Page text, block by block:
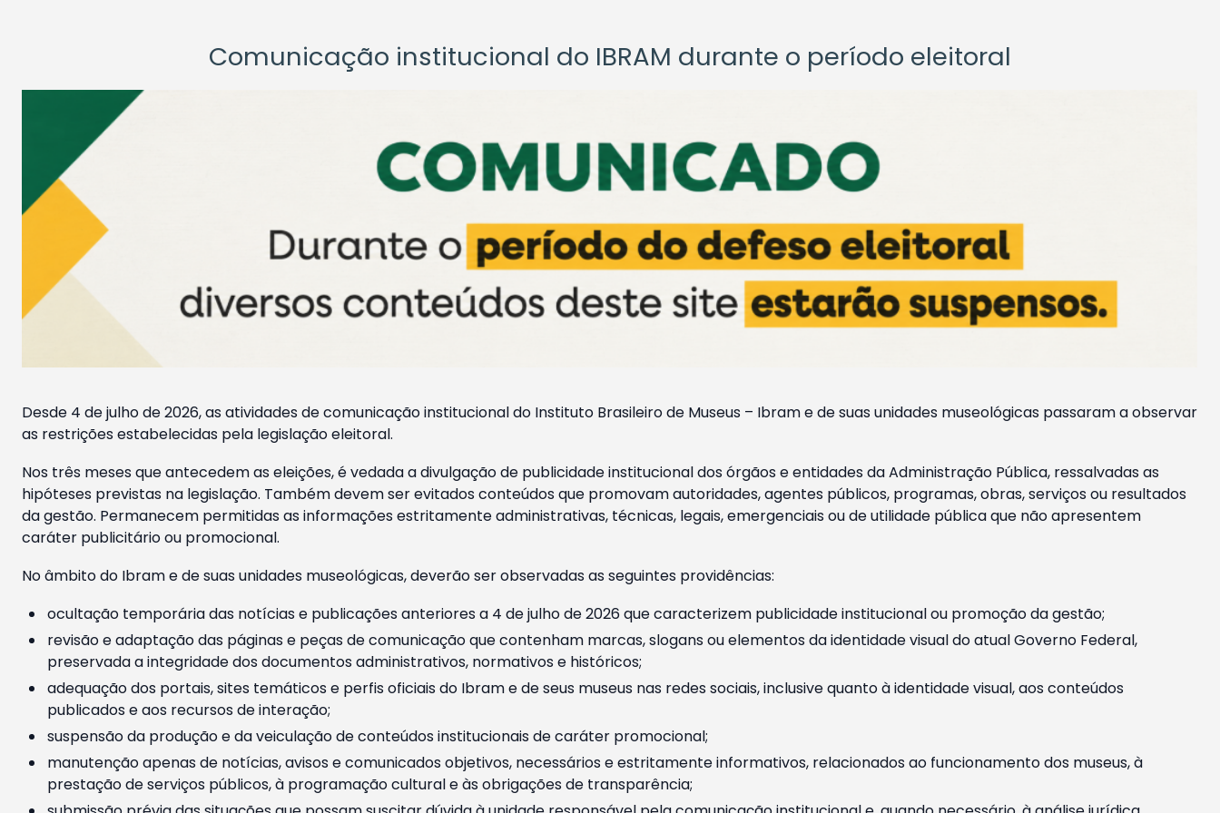
Comunicação institucional do IBRAM durante o período eleitoral
Desde 4 de julho de 2026, as atividades de comunicação institucional do Instituto Brasileiro de Museus – Ibram e de suas unidades museológicas passaram a observar
as restrições estabelecidas pela legislação eleitoral.
Nos três meses que antecedem as eleições, é vedada a divulgação de publicidade institucional dos órgãos e entidades da Administração Pública, ressalvadas as
hipóteses previstas na legislação. Também devem ser evitados conteúdos que promovam autoridades, agentes públicos, programas, obras, serviços ou resultados
da gestão. Permanecem permitidas as informações estritamente administrativas, técnicas, legais, emergenciais ou de utilidade pública que não apresentem
caráter publicitário ou promocional.
No âmbito do Ibram e de suas unidades museológicas, deverão ser observadas as seguintes providências:
ocultação temporária das notícias e publicações anteriores a 4 de julho de 2026 que caracterizem publicidade institucional ou promoção da gestão;
revisão e adaptação das páginas e peças de comunicação que contenham marcas, slogans ou elementos da identidade visual do atual Governo Federal,
preservada a integridade dos documentos administrativos, normativos e históricos;
adequação dos portais, sites temáticos e perfis oficiais do Ibram e de seus museus nas redes sociais, inclusive quanto à identidade visual, aos conteúdos
publicados e aos recursos de interação;
suspensão da produção e da veiculação de conteúdos institucionais de caráter promocional;
manutenção apenas de notícias, avisos e comunicados objetivos, necessários e estritamente informativos, relacionados ao funcionamento dos museus, à
prestação de serviços públicos, à programação cultural e às obrigações de transparência;